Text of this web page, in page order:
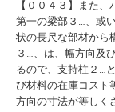
【００４３】また
第一の梁部３…、或
状の長尺な部材から
３…、は、幅方向及
るので、支持柱２…
び材料の在庫コスト
方向の寸法が等しく